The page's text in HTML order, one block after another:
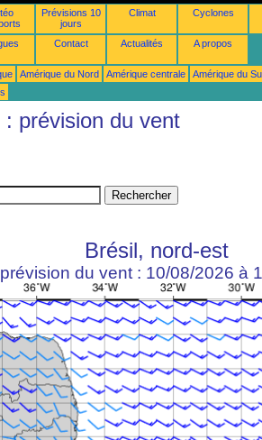
Prévisions 10
jours
Climat Cyclones
Contact Actualités A propos
Amérique du Nord Amérique centrale
Amérique du
prévision du vent
Brésil, nord-est
prévision du vent : 10/08/2026 à